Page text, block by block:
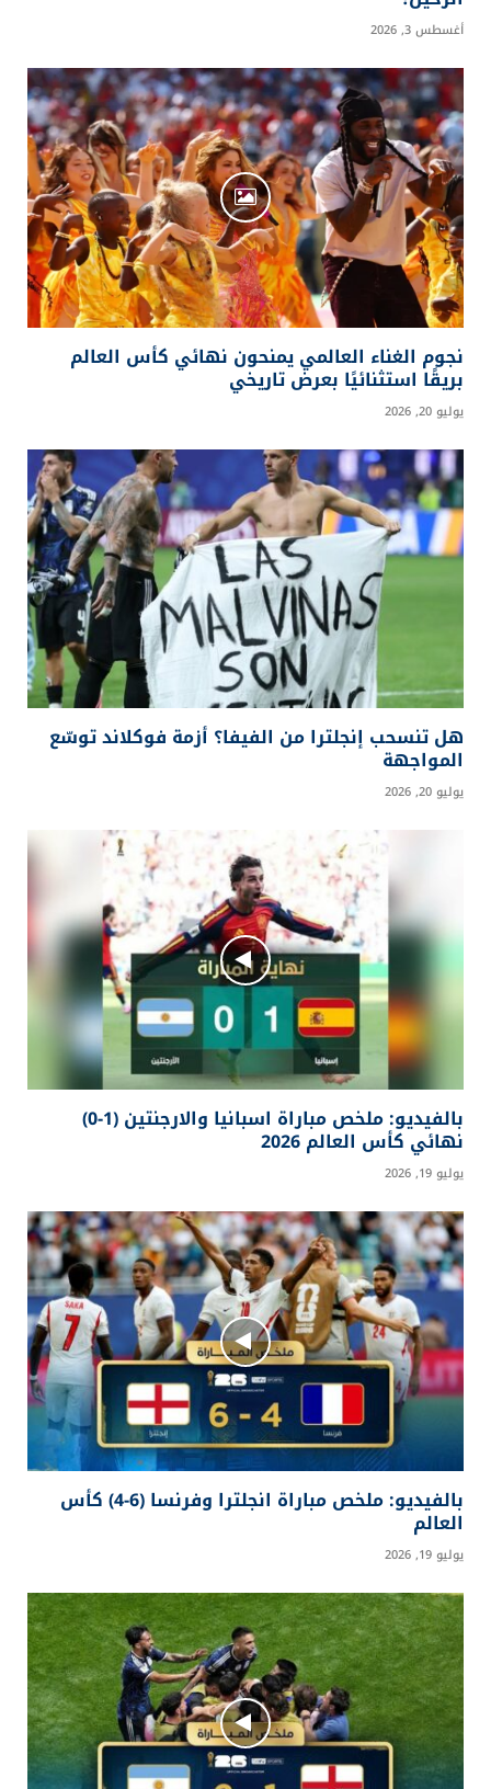
أغسطس 3, 2026
نجوم الغناء العالمي يمنحون نهائي كأس العالم
بريقًا استثنائيًا بعرض تاريخي
يوليو 20, 2026
هل تنسحب إنجلترا من الفيفا؟ أزمة فوكلاند توسّع
المواجهة
يوليو 20, 2026
بالفيديو: ملخص مباراة اسبانيا والارجنتين (1-0)
نهائي كأس العالم 2026
يوليو 19, 2026
بالفيديو: ملخص مباراة انجلترا وفرنسا (6-4) كأس
العالم
يوليو 19, 2026